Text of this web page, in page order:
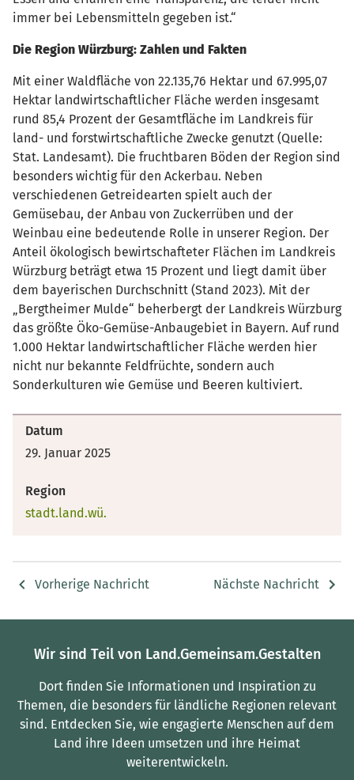
immer bei Lebensmitteln gegeben ist.“
Die Region Würzburg: Zahlen und Fakten
Mit einer Waldfläche von 22.135,76 Hektar und 67.995,07
Hektar landwirtschaftlicher Fläche werden insgesamt
rund 85,4 Prozent der Gesamtfläche im Landkreis für
land- und forstwirtschaftliche Zwecke genutzt (Quelle:
Stat. Landesamt). Die fruchtbaren Böden der Region sind
besonders wichtig für den Ackerbau. Neben
verschiedenen Getreidearten spielt auch der
Gemüsebau, der Anbau von Zuckerrüben und der
Weinbau eine bedeutende Rolle in unserer Region. Der
Anteil ökologisch bewirtschafteter Flächen im Landkreis
Würzburg beträgt etwa 15 Prozent und liegt damit über
dem bayerischen Durchschnitt (Stand 2023). Mit der
„Bergtheimer Mulde“ beherbergt der Landkreis Würzburg
das größte Öko-Gemüse-Anbaugebiet in Bayern. Auf rund
1.000 Hektar landwirtschaftlicher Fläche werden hier
nicht nur bekannte Feldfrüchte, sondern auch
Sonderkulturen wie Gemüse und Beeren kultiviert.
Datum
29. Januar 2025
Region
stadt.land.wü.
Vorherige Nachricht Nächste Nachricht
Wir sind Teil von Land.Gemeinsam.Gestalten
Dort finden Sie Informationen und Inspiration zu
Themen, die besonders für ländliche Regionen relevant
sind. Entdecken Sie, wie engagierte Menschen auf dem
Land ihre Ideen umsetzen und ihre Heimat
weiterentwickeln.